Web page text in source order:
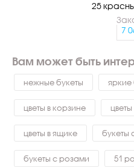
25
7
Вам может быть
нежные букеты яркие
цветы в корзине
цветы в ящике букеты
букеты с розами 51